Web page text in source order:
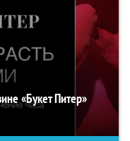
«Букет Питер»